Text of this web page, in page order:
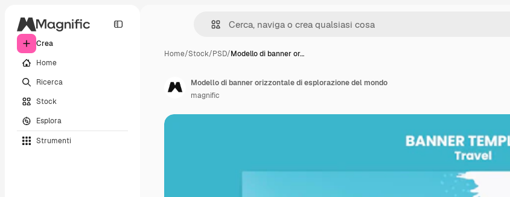
Crea
Home
Ricerca
Stock
Esplora
Strumenti
Home/Stock/PSD/Modello di banner or…
Modello di banner orizzontale di esplorazione del mondo
magnific